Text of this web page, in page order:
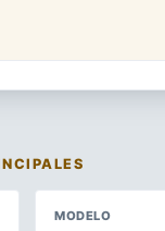
MODELO